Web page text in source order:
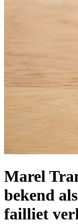
Marel
bekend
failliet